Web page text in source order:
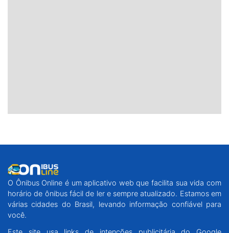
O Ônibus Online é um aplicativo web que facilita sua vida com
horário de ônibus fácil de ler e sempre atualizado. Estamos em
várias cidades do Brasil, levando informação confiável para
você.